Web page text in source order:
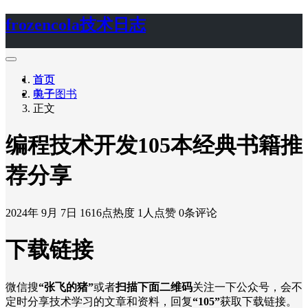
frozencola技术日志
首页
关于
首页
电子图书
正文
编程技术开发105本经典书籍推
荐分享
2024年 9月 7日 1616点热度 1人点赞 0条评论
下载链接
微信搜“张飞的猪”或者扫描下面二维码关注一下公众号，会不
定时分享技术学习的文章和资料，回复“105”获取下载链接。